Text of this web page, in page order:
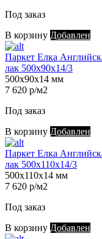
Под заказ
В корзину Добавлен
Паркет Елка
лак 500х90х14/3
500х90х14 мм
7 620 р/м2
Под заказ
В корзину Добавлен
Паркет Елка
лак 500х110х14/3
500х110х14 мм
7 620 р/м2
Под заказ
В корзину Добавлен